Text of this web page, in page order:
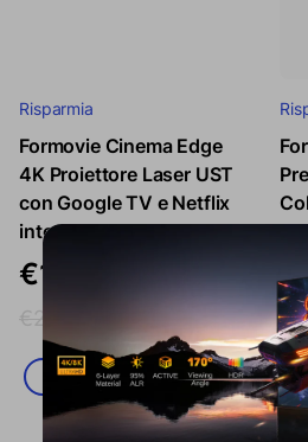
Risparmia
Formovie Cinema Edge
4K Proiettore Laser UST
con Google TV e Netflix
integrato
Prezzo di vendita
€1.999,00
Prezzo regolare
Aggiungi al carrello